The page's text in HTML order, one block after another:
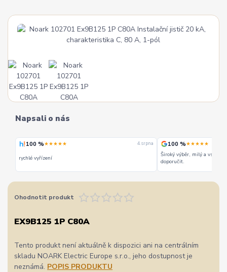
Napsali o nás
100 %★★★★★ 4. srpna
rychlé vyřízení
100 %★★★★★
Široký výběr, milý a
doporučit.
Ohodnotit produkt
EX9B125 1P C80A
Tento produkt není aktuálně k dispozici ani na centrálním
skladu NOARK Electric Europe s.r.o., jeho dostupnost je
neznámá. POPIS PRODUKTU